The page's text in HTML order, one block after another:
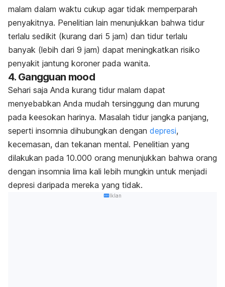
malam dalam waktu cukup agar tidak memperparah
penyakitnya. Penelitian lain menunjukkan bahwa tidur
terlalu sedikit (kurang dari 5 jam) dan tidur terlalu
banyak (lebih dari 9 jam) dapat meningkatkan risiko
penyakit jantung koroner pada wanita.
4. Gangguan mood
Sehari saja Anda kurang tidur malam dapat
menyebabkan Anda mudah tersinggung dan murung
pada keesokan harinya. Masalah tidur jangka panjang,
seperti insomnia dihubungkan dengan depresi,
kecemasan, dan tekanan mental. Penelitian yang
dilakukan pada 10.000 orang menunjukkan bahwa orang
dengan insomnia lima kali lebih mungkin untuk menjadi
depresi daripada mereka yang tidak.
Iklan